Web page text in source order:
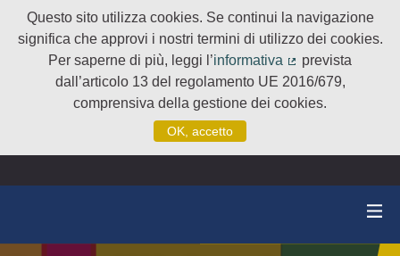
Questo sito utilizza cookies. Se continui la navigazione
significa che approvi i nostri termini di utilizzo dei cookies.
Per saperne di più, leggi l’informativa
(Collegamento
prevista
dall’articolo 13 del regolamento UE 2016/679,
comprensiva della gestione dei cookies.
OK, accetto